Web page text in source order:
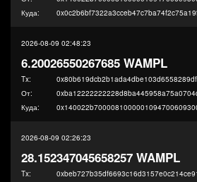
Куда:
2026-08-09 02:48:23
6.20026550267685 WAMPL
Tx:
От:
Куда:
2026-08-09 02:26:23
28.152347045658257 WAMPL
Tx: